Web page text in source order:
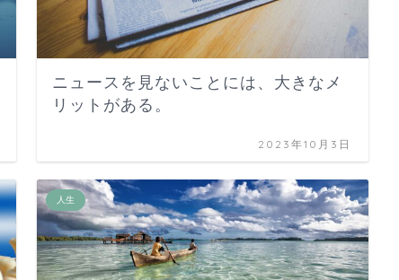
ニュースを見ないことには、大きなメ
リットがある。
2023年10月3日
人生